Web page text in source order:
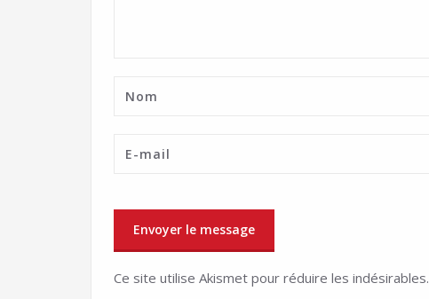
Ce site utilise Akismet pour réduire les indésirables.